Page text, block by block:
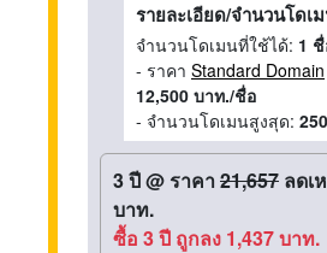
รายละเอียด/จำนวนโดเ
จำนวนโดเมนที่ใช้ได้: 1
- ราคา Standard Domain
12,500 บาท./ชื่อ
- จำนวนโดเมนสูงสุด: 250
3 ปี@ ราคา21,657 ลดเ
บาท.
ซื้อ 3 ปี ถูกลง 1,437 บาท.